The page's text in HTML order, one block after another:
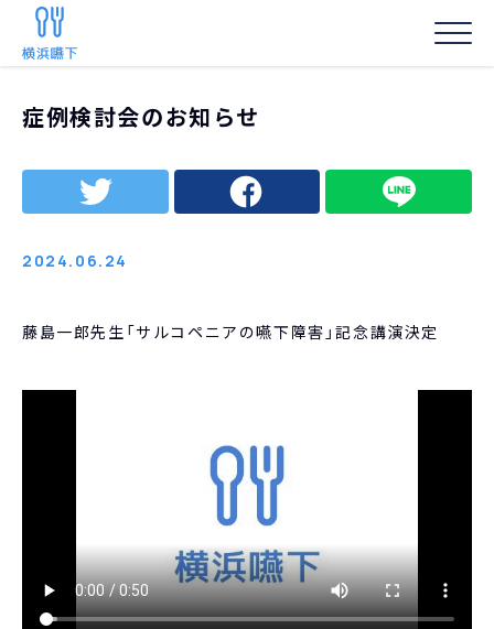
事務局からの
HOME
症例検討会のお知らせ
2024.06.24
藤島一郎先生「サルコペニアの嚥下障害」記念講演決定